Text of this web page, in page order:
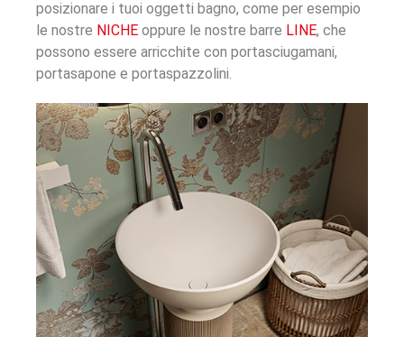
posizionare i tuoi oggetti bagno, come per esempio
le nostre NICHE oppure le nostre barre LINE, che
possono essere arricchite con portasciugamani,
portasapone e portaspazzolini.